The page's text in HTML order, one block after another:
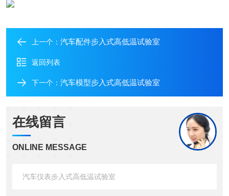
上一个： 汽车配件步入式高低温试验室
返回列表
下一个： 汽车模型步入式高低温试验室
在线留言
ONLINE MESSAGE